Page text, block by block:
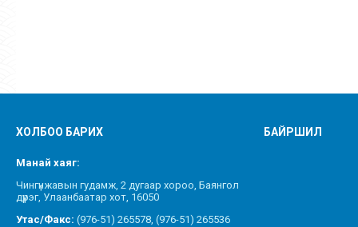
ХОЛБОО БАРИХ
Манай хаяг:
Чингүнжавын гудамж, 2 дугаар хороо, Баянгол
дүүрэг, Улаанбаатар хот, 16050
Утас/Факс: (976-51) 265578, (976-51) 265536
БАЙРШИЛ